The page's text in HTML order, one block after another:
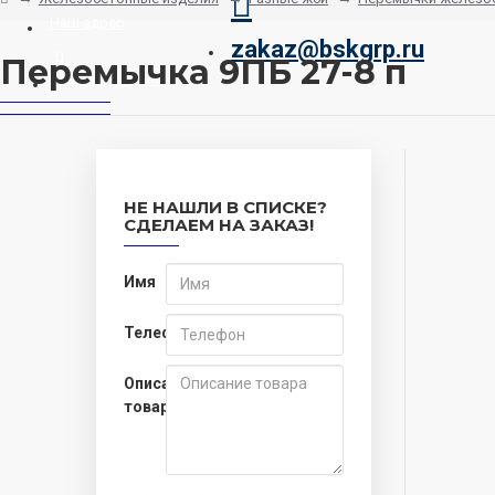
Заказать звонок
zakaz@bskgrp.ru
Перемычка 9ПБ 27-8 п
НЕ НАШЛИ В СПИСКЕ?
СДЕЛАЕМ НА ЗАКАЗ!
Имя
Телефон
Описание
товара